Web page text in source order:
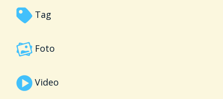
Tag
Foto
Video